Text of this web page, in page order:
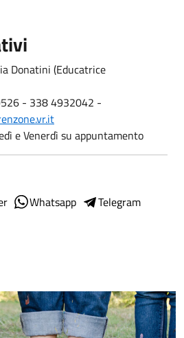
Donatini (Educatrice
- 338 4932042 -
e Venerdì su appuntamento
Whatsapp
Telegram